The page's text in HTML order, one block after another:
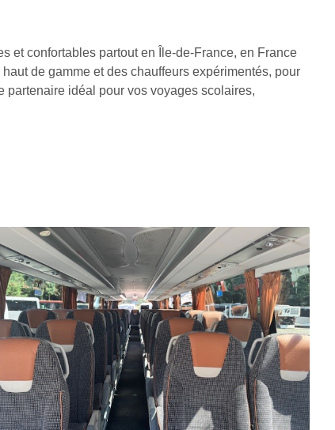
et confortables partout en Île-de-France, en France
de gamme et des chauffeurs expérimentés, pour
partenaire idéal pour vos voyages scolaires,